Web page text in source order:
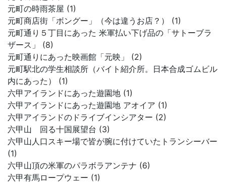
元町の時雨茶屋 (1)
元町商店街「ボングー」（今は違うお店？） (1)
元町通り５丁目にあった 米軍払い下げ品の「サトーブラ
ザース」 (8)
元町通りにあった映画館「元映」 (2)
元町駅北の学生相談所（バイト紹介所。日本合成ゴムビル
内にあった） (1)
六甲アイランドにあった遊園地 (1)
六甲アイランドにあった遊園地 アオイア (1)
六甲アイランドのドライブインシアター (2)
六甲山 回る十国展望台 (3)
六甲山人口スキー場で皆が腕に付けていたトランシーバー
(1)
六甲山頂の米軍のパラボラアンテナ (6)
六甲有馬ロープウェー (1)